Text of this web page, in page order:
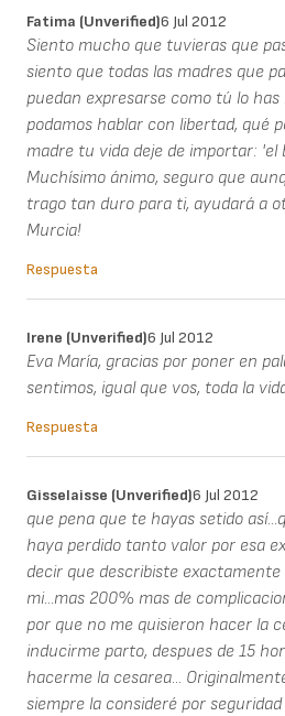
Fatima (unverified)6 Jul 2012
Siento mucho que tuvieras que
siento que todas las madres que
puedan expresarse como tú lo
podamos hablar con libertad, qué
madre tu vida deje de importar: 'el
Muchísimo ánimo, seguro que
trago tan duro para ti, ayudará a
Murcia!
Respuesta
Irene (unverified)6 Jul 2012
Eva María, gracias por poner en
sentimos, igual que vos, toda la
Respuesta
Gisselaisse (unverified)6 Jul 2012
que pena que te hayas setido
haya perdido tanto valor por esa
decir que describiste exactamente
mi...mas 200% mas de
por que no me quisieron hacer la
inducirme parto, despues de 15
hacerme la cesarea...
siempre la consideré por